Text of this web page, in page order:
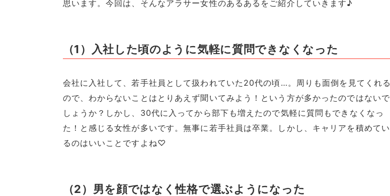
思います。今回は、そんなアラサー女性のあるあるをご紹介していきます♪
（1）入社した頃のように気軽に質問できなくなった
会社に入社して、若手社員として扱われていた20代の頃…。周りも面倒を見てくれる
ので、わからないことはとりあえず聞いてみよう！という方が多かったのではないで
しょうか？しかし、30代に入ってから部下も増えたので気軽に質問もできなくなっ
た！と感じる女性が多いです。無事に若手社員は卒業。しかし、キャリアを積めてい
るのはいいことですよね♡
（2）男を顔ではなく性格で選ぶようになった